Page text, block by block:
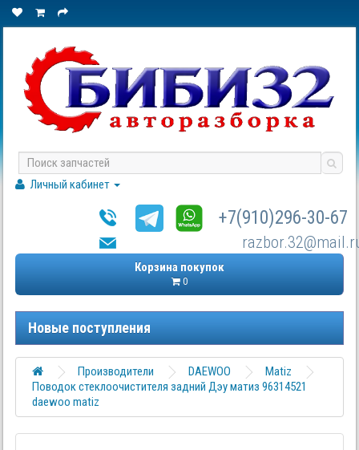
Личный кабинет
+7(910)296-30-67
Корзина покупок
0
Новые поступления
Производители DAEWOO
Matiz
Поводок стеклоочистителя задний Дэу матиз 96314521
daewoo matiz